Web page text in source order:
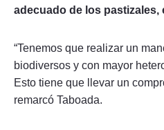
adecuado de los pastizales,
“Tenemos que realizar un
biodiversos y con mayor
Esto tiene que llevar un
remarcó Taboada.